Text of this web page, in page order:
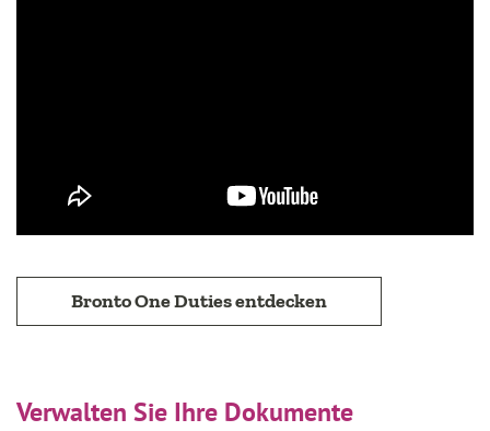
Bronto One Duties entdecken
Verwalten Sie Ihre Dokumente